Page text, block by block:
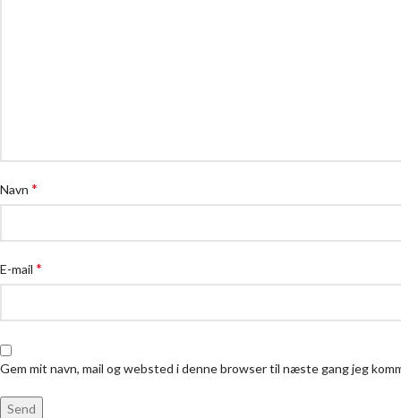
Navn *
E-mail *
Gem mit navn, mail og websted i denne browser til næste gang jeg